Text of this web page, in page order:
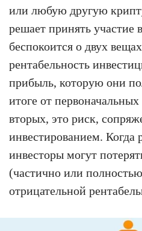
или любую другую
решает принять участие
беспокоится о двух
рентабельность
прибыль, которую они
итоге от
вторых, это риск,
инвестированием.
инвесторы могут
(частично или
отрицательной